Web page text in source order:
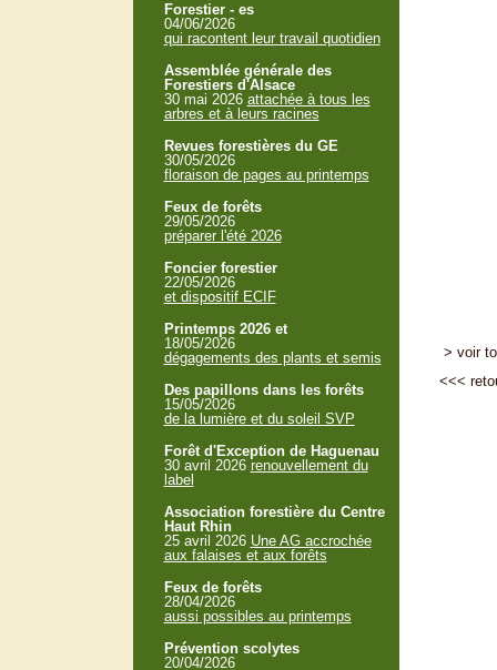
> voir
<<<
Forestier - es
04/06/2026
qui racontent leur travail quotidien
Assemblée générale des
Forestiers d'Alsace
30 mai 2026 attachée à tous les
arbres et à leurs racines
Revues forestières du GE
30/05/2026
floraison de pages au printemps
Feux de forêts
29/05/2026
préparer l'été 2026
Foncier forestier
22/05/2026
et dispositif ECIF
Printemps 2026 et
18/05/2026
dégagements des plants et semis
Des papillons dans les forêts
15/05/2026
de la lumière et du soleil SVP
Forêt d'Exception de Haguenau
30 avril 2026 renouvellement du
label
Association forestière du Centre
Haut Rhin
25 avril 2026 Une AG accrochée
aux falaises et aux forêts
Feux de forêts
28/04/2026
aussi possibles au printemps
Prévention scolytes
20/04/2026